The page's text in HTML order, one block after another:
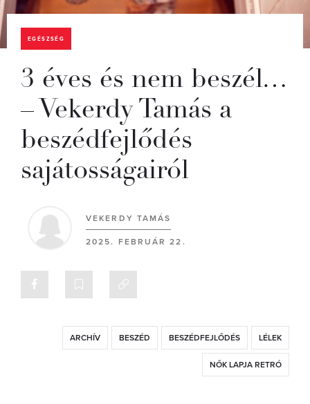
EGÉSZSÉG
3 éves és nem beszél…
– Vekerdy Tamás a
beszédfejlődés
sajátosságairól
VEKERDY TAMÁS
2025. FEBRUÁR 22.
ARCHÍV BESZÉD BESZÉDFEJLŐDÉS LÉLEK
NŐK LAPJA RETRÓ